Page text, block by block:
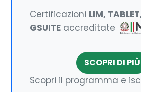
Certificazioni LIM,
GSUITE accreditate
SCOPRI DI PIÙ
Scopri il programma e